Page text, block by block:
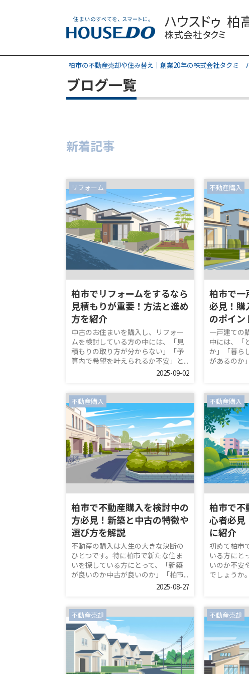
柏市の不動産売却や住み替え｜創業20年の株式会社タクミ
ブログ一覧
新着記事
リフォーム
柏市でリフォームをするなら
見積もりが重要！方法と進め
方を紹介
中古のお住まいを購入し、リフォー
ムを検討している方の中には、「見
積もりの取り方が分からない」「予
算内で希望を叶えられるか不安」と...
2025-09-02
不動産購入
柏市で一
必見！購
のポイン
一戸建ての
中には、「
か」「暮ら
があるのか
不動産購入
柏市で不動産購入を検討中の
方必見！新築と中古の特徴や
選び方を解説
不動産の購入は人生の大きな決断の
ひとつです。特に柏市で新たな住ま
いを探している方にとって、「新築
が良いのか中古が良いのか」「柏市...
2025-08-27
不動産購入
柏市で不
心者必見
に紹介
初めて柏市
いる方にと
いのか不安
でしょうか
不動産売却 不動産売却